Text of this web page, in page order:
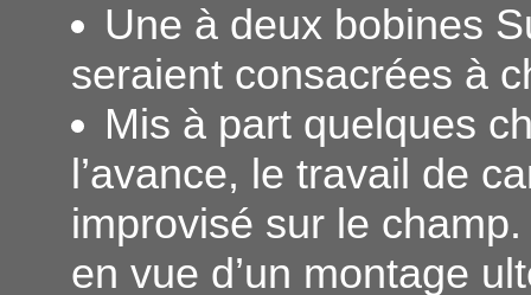
Une à deux bobines
seraient consacrées à
Mis à part quelques
l’avance, le travail de
improvisé sur le
en vue d’un montage